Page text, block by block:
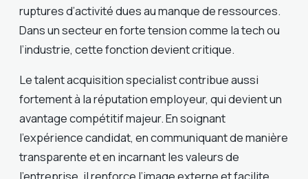
ruptures d’activité dues au manque de ressources.
Dans un secteur en forte tension comme la tech ou
l’industrie, cette fonction devient critique.
Le talent acquisition specialist contribue aussi
fortement à la réputation employeur, qui devient un
avantage compétitif majeur. En soignant
l’expérience candidat, en communiquant de manière
transparente et en incarnant les valeurs de